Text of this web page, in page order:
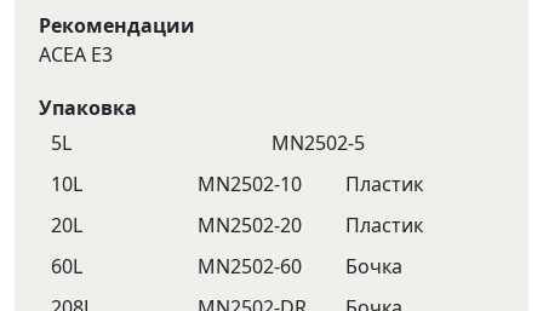
Рекомендации
ACEA E3
Упаковка
5L
MN2502-5
10L
MN2502-10
Пластик
20L
MN2502-20
Пластик
60L
MN2502-60
Бочка